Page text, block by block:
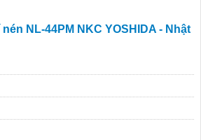
NL-44PM NKC YOSHIDA - Nhật